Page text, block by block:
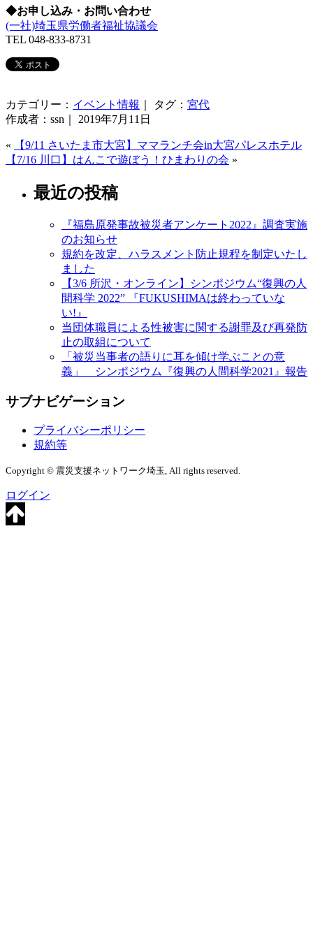
◆お申し込み・お問い合わせ
(一社)埼玉県労働者福祉協議会
TEL 048-833-8731
カテゴリー： イベント情報 ｜ タグ： 宮代
作成者：ssn｜ 2019年7月11日
«
【9/11 さいたま市大宮】ママランチ会in大宮パレスホテル
【7/16 川口】はんこで遊ぼう！ひまわりの会 »
最近の投稿
『福島原発事故被災者アンケート2022』調査実施
のお知らせ
規約を改定、ハラスメント防止規程を制定いたし
ました
【3/6 所沢・オンライン】シンポジウム“復興の人
間科学 2022” 『FUKUSHIMAは終わっていな
い!』
当団体職員による性被害に関する謝罪及び再発防
止の取組について
「被災当事者の語りに耳を傾け学ぶことの意
義」 シンポジウム『復興の人間科学2021』報告
サブナビゲーション
プライバシーポリシー
規約等
Copyright © 震災支援ネットワーク埼玉, All rights reserved.
ログイン